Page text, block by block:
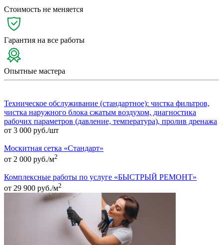
Стоимость не меняется
Гарантия на все работы
Опытные мастера
Техническое обслуживание (стандартное): чистка фильтров,
чистка наружного блока сжатым воздухом, диагностика
рабочих параметров (давление, температура), пролив дренажа
от 3 000 руб./шт
Москитная сетка «Стандарт»
от 2 000 руб./м2
Комплексные работы по услуге «БЫСТРЫЙ РЕМОНТ»
от 29 900 руб./м2